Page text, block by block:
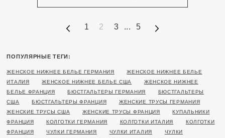
1 2 3 ... 5
ПОПУЛЯРНЫЕ ТЕГИ:
ЖЕНСКОЕ НИЖНЕЕ БЕЛЬЕ ГЕРМАНИЯ
ЖЕНСКОЕ НИЖНЕЕ БЕЛЬЕ
ИТАЛИЯ
ЖЕНСКОЕ НИЖНЕЕ БЕЛЬЕ США
ЖЕНСКОЕ НИЖНЕЕ
БЕЛЬЕ ФРАНЦИЯ
БЮСТГАЛЬТЕРЫ ГЕРМАНИЯ
БЮСТГАЛЬТЕРЫ
США
БЮСТГАЛЬТЕРЫ ФРАНЦИЯ
ЖЕНСКИЕ ТРУСЫ ГЕРМАНИЯ
ЖЕНСКИЕ ТРУСЫ США
ЖЕНСКИЕ ТРУСЫ ФРАНЦИЯ
КУПАЛЬНИКИ
ФРАНЦИЯ
КОЛГОТКИ ГЕРМАНИЯ КОЛГОТКИ ИТАЛИЯ
КОЛГОТКИ
ФРАНЦИЯ
ЧУЛКИ ГЕРМАНИЯ ЧУЛКИ ИТАЛИЯ
ЧУЛКИ